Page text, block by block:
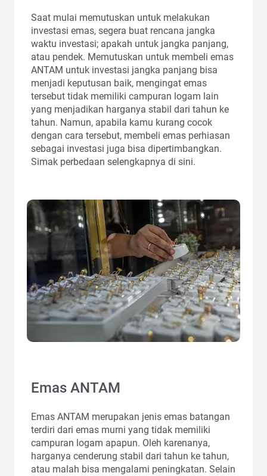
Saat mulai memutuskan untuk melakukan
investasi emas, segera buat rencana jangka
waktu investasi; apakah untuk jangka panjang,
atau pendek. Memutuskan untuk membeli emas
ANTAM untuk investasi jangka panjang bisa
menjadi keputusan baik, mengingat emas
tersebut tidak memiliki campuran logam lain
yang menjadikan harganya stabil dari tahun ke
tahun. Namun, apabila kamu kurang cocok
dengan cara tersebut, membeli emas perhiasan
sebagai investasi juga bisa dipertimbangkan.
Simak perbedaan selengkapnya di sini.
Emas ANTAM
Emas ANTAM merupakan jenis emas batangan
terdiri dari emas murni yang tidak memiliki
campuran logam apapun. Oleh karenanya,
harganya cenderung stabil dari tahun ke tahun,
atau malah bisa mengalami peningkatan. Selain